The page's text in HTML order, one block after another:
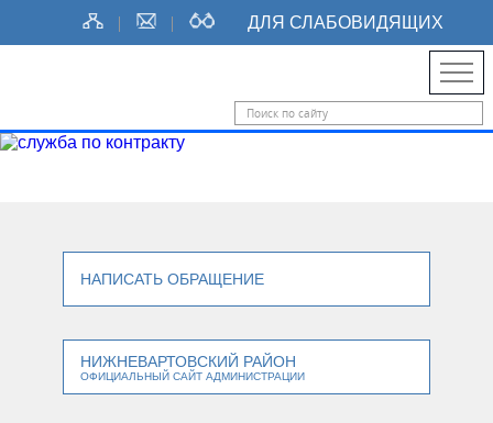
ДЛЯ СЛАБОВИДЯЩИХ
НАПИСАТЬ ОБРАЩЕНИЕ
НИЖНЕВАРТОВСКИЙ РАЙОН
ОФИЦИАЛЬНЫЙ САЙТ АДМИНИСТРАЦИИ